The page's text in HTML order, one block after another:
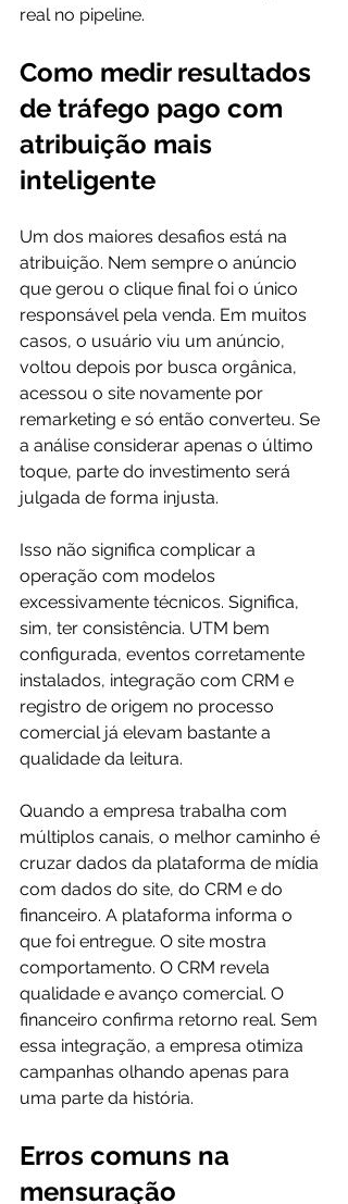
real no pipeline.
Como medir resultados
de tráfego pago com
atribuição mais
inteligente
Um dos maiores desafios está na
atribuição. Nem sempre o anúncio
que gerou o clique final foi o único
responsável pela venda. Em muitos
casos, o usuário viu um anúncio,
voltou depois por busca orgânica,
acessou o site novamente por
remarketing e só então converteu. Se
a análise considerar apenas o último
toque, parte do investimento será
julgada de forma injusta.
Isso não significa complicar a
operação com modelos
excessivamente técnicos. Significa,
sim, ter consistência. UTM bem
configurada, eventos corretamente
instalados, integração com CRM e
registro de origem no processo
comercial já elevam bastante a
qualidade da leitura.
Quando a empresa trabalha com
múltiplos canais, o melhor caminho é
cruzar dados da plataforma de mídia
com dados do site, do CRM e do
financeiro. A plataforma informa o
que foi entregue. O site mostra
comportamento. O CRM revela
qualidade e avanço comercial. O
financeiro confirma retorno real. Sem
essa integração, a empresa otimiza
campanhas olhando apenas para
uma parte da história.
Erros comuns na
mensuração